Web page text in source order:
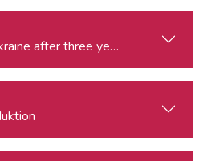
after three years of war.